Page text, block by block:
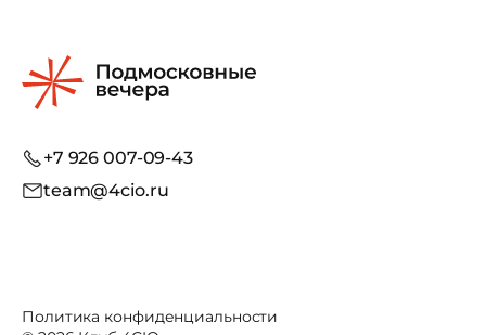
+7 926 007-09-43
team@4cio.ru
Политика конфиденциальности